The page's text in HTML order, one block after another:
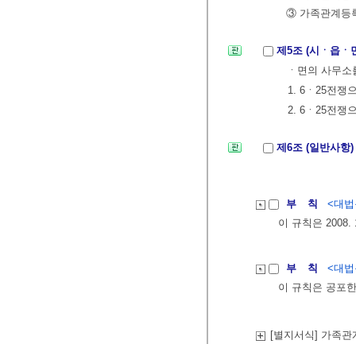
③ 가족관계등
제5조 (시ㆍ읍ㆍ
ㆍ면의 사무
1. 6ㆍ25전쟁
2. 6ㆍ25전쟁
제6조 (일반사항)
부 칙
<대
이 규칙은 2008.
부 칙
<대
이 규칙은 공포
[별지서식] 가족